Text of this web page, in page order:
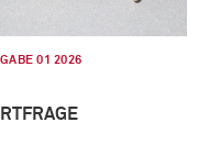
01 2026